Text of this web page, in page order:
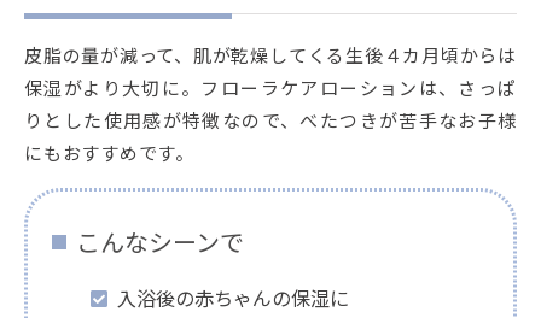
皮脂の量が減って、肌が乾燥してくる生後４カ月頃からは
保湿がより大切に。フローラケアローションは、さっぱ
りとした使用感が特徴なので、べたつきが苦手なお子様
にもおすすめです。
こんなシーンで
入浴後の赤ちゃんの保湿に